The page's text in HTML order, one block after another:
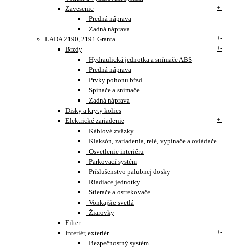
Zavesenie
+-
Predná náprava
Zadná náprava
LADA 2190, 2191 Granta
+-
Brzdy
+-
Hydraulická jednotka a snímače ABS
Predná náprava
Prvky pohonu bŕzd
Spínače a snímače
Zadná náprava
Disky a kryty kolies
Elektrické zariadenie
+-
Káblové zväzky
Klaksón, zariadenia, relé, vypínače a ovládače
Osvetlenie interiéru
Parkovací systém
Príslušenstvo palubnej dosky
Riadiace jednotky
Stierače a ostrekovače
Vonkajšie svetlá
Žiarovky
Filter
Interiér, exteriér
+-
Bezpečnostný systém